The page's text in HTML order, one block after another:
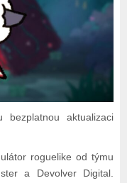
aktualizaci
roguelike od týmu
a Devolver Digital.